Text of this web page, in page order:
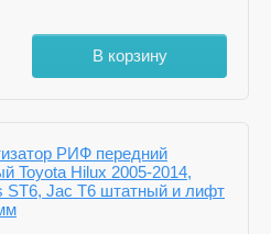
В корзину
РИФ передний
Toyota Hilux 2005-2014,
ST6, Jac T6 штатный и лифт